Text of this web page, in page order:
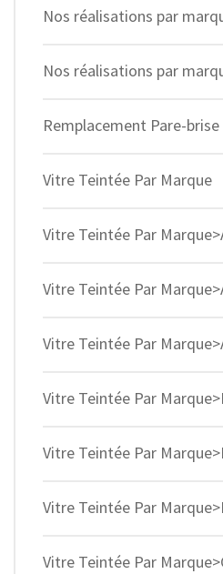
Nos réalisations par
Nos réalisations par
Remplacement Pare-brise
Vitre Teintée Par Marque
Vitre Teintée Par
Vitre Teintée Par
Vitre Teintée Par
Vitre Teintée Par
Vitre Teintée Par
Vitre Teintée Par
Vitre Teintée Par